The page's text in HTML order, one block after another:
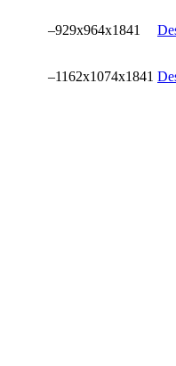
–929x964x1841
–1162x1074x1841